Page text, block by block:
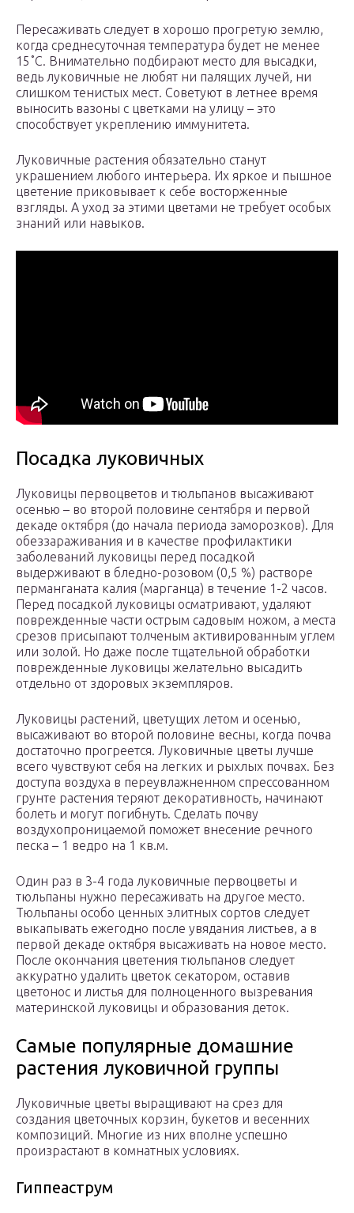
Пересаживать следует в хорошо прогретую землю,
когда среднесуточная температура будет не менее
15˚С. Внимательно подбирают место для высадки,
ведь луковичные не любят ни палящих лучей, ни
слишком тенистых мест. Советуют в летнее время
выносить вазоны с цветками на улицу – это
способствует укреплению иммунитета.
Луковичные растения обязательно станут
украшением любого интерьера. Их яркое и пышное
цветение приковывает к себе восторженные
взгляды. А уход за этими цветами не требует особых
знаний или навыков.
Посадка луковичных
Луковицы первоцветов и тюльпанов высаживают
осенью – во второй половине сентября и первой
декаде октября (до начала периода заморозков). Для
обеззараживания и в качестве профилактики
заболеваний луковицы перед посадкой
выдерживают в бледно-розовом (0,5 %) растворе
перманганата калия (марганца) в течение 1-2 часов.
Перед посадкой луковицы осматривают, удаляют
поврежденные части острым садовым ножом, а места
срезов присыпают толченым активированным углем
или золой. Но даже после тщательной обработки
поврежденные луковицы желательно высадить
отдельно от здоровых экземпляров.
Луковицы растений, цветущих летом и осенью,
высаживают во второй половине весны, когда почва
достаточно прогреется. Луковичные цветы лучше
всего чувствуют себя на легких и рыхлых почвах. Без
доступа воздуха в переувлажненном спрессованном
грунте растения теряют декоративность, начинают
болеть и могут погибнуть. Сделать почву
воздухопроницаемой поможет внесение речного
песка – 1 ведро на 1 кв.м.
Один раз в 3-4 года луковичные первоцветы и
тюльпаны нужно пересаживать на другое место.
Тюльпаны особо ценных элитных сортов следует
выкапывать ежегодно после увядания листьев, а в
первой декаде октября высаживать на новое место.
После окончания цветения тюльпанов следует
аккуратно удалить цветок секатором, оставив
цветонос и листья для полноценного вызревания
материнской луковицы и образования деток.
Самые популярные домашние
растения луковичной группы
Луковичные цветы выращивают на срез для
создания цветочных корзин, букетов и весенних
композиций. Многие из них вполне успешно
произрастают в комнатных условиях.
Гиппеаструм